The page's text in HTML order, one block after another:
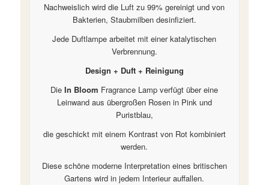
Nachweislich wird die Luft zu 99% gereinigt und von
Bakterien, Staubmilben desinfiziert.
Jede Duftlampe arbeitet mit einer katalytischen
Verbrennung.
Design + Duft + Reinigung
DieIn Bloom Fragrance Lamp verfügt über eine
Leinwand aus übergroßen Rosen in Pink und
Puristblau,
die geschickt mit einem Kontrast von Rot kombiniert
werden.
Diese schöne moderne Interpretation eines britischen
Gartens wird in jedem Interieur auffallen.